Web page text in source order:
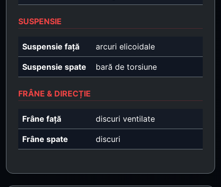
SUSPENSIE
Suspensie față arcuri elicoidale
Suspensie spate bară de torsiune
FRÂNE & DIRECȚIE
Frâne față discuri ventilate
Frâne spate discuri